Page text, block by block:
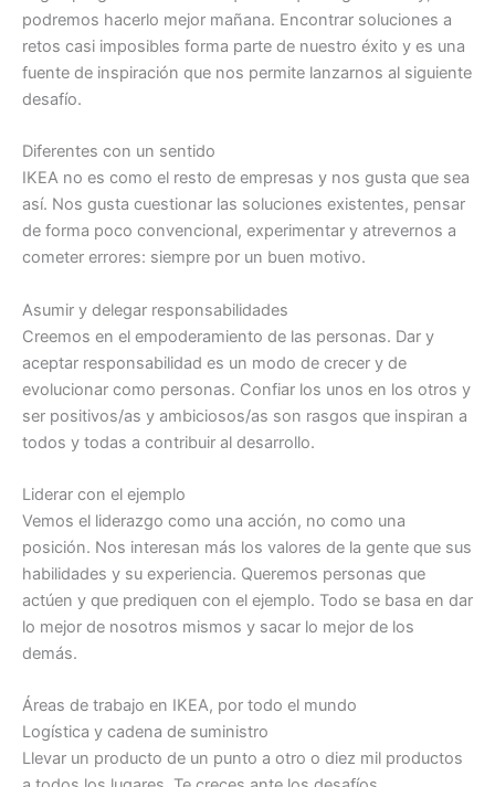
podremos hacerlo mejor mañana. Encontrar soluciones a
retos casi imposibles forma parte de nuestro éxito y es una
fuente de inspiración que nos permite lanzarnos al siguiente
desafío.
Diferentes con un sentido
IKEA no es como el resto de empresas y nos gusta que sea
así. Nos gusta cuestionar las soluciones existentes, pensar
de forma poco convencional, experimentar y atrevernos a
cometer errores: siempre por un buen motivo.
Asumir y delegar responsabilidades
Creemos en el empoderamiento de las personas. Dar y
aceptar responsabilidad es un modo de crecer y de
evolucionar como personas. Confiar los unos en los otros y
ser positivos/as y ambiciosos/as son rasgos que inspiran a
todos y todas a contribuir al desarrollo.
Liderar con el ejemplo
Vemos el liderazgo como una acción, no como una
posición. Nos interesan más los valores de la gente que sus
habilidades y su experiencia. Queremos personas que
actúen y que prediquen con el ejemplo. Todo se basa en dar
lo mejor de nosotros mismos y sacar lo mejor de los
demás.
Áreas de trabajo en IKEA, por todo el mundo
Logística y cadena de suministro
Llevar un producto de un punto a otro o diez mil productos